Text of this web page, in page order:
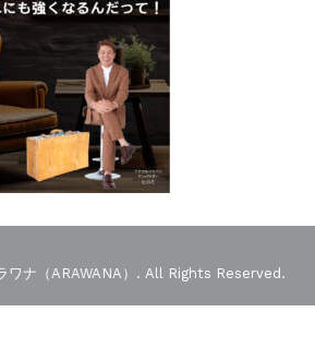
ワナ（ARAWANA）. All Rights Reserved.